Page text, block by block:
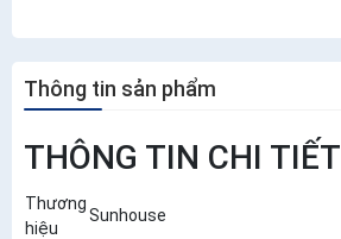
Thông tin sản phẩm
THÔNG TIN CHI TIẾT
Thương
hiệu
Sunhouse